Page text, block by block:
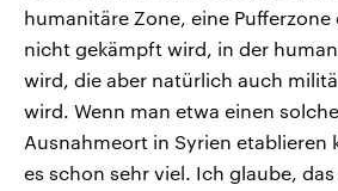
humanitäre Zone, eine
nicht gekämpft wird, in der
wird, die aber natürlich auch
wird. Wenn man etwa einen
Ausnahmeort in Syrien etablieren
es schon sehr viel. Ich glaube,